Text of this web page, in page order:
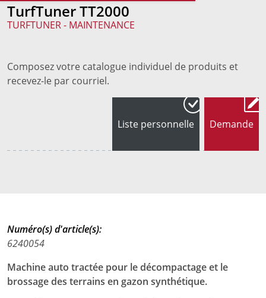
TurfTuner TT2000
TURFTUNER - MAINTENANCE
Composez votre catalogue individuel de produits et
recevez-le par courriel.
Liste personnelle Demande
Numéro(s) d'article(s):
6240054
Machine auto tractée pour le décompactage et le
brossage des terrains en gazon synthétique.